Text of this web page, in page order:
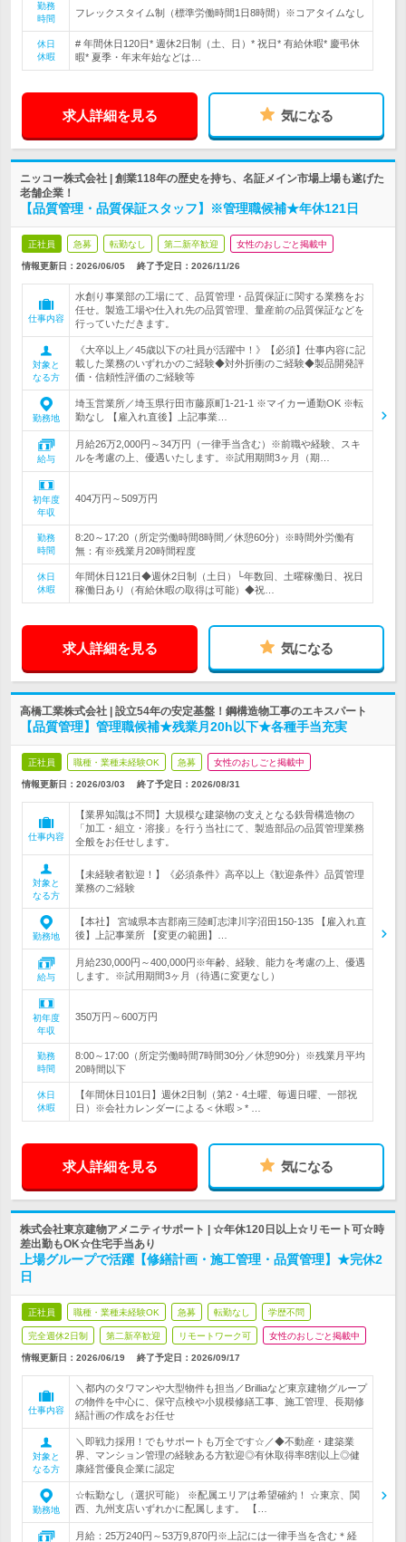
勤務
時間
フレックスタイム制（標準労働時間1日8時間）※コアタイムなし
休日
休暇
# 年間休日120日* 週休2日制（土、日）* 祝日* 有給休暇* 慶弔休
暇* 夏季・年末年始などは…
求人詳細を見る 気になる
ニッコー株式会社 | 創業118年の歴史を持ち、名証メイン市場上場も遂げた
老舗企業！
【品質管理・品質保証スタッフ】※管理職候補★年休121日
正社員 急募 転勤なし 第二新卒歓迎 女性のおしごと掲載中
情報更新日：2026/06/05 終了予定日： 2026/11/26
仕事内容
水創り事業部の工場にて、品質管理・品質保証に関する業務をお
任せ。製造工場や仕入れ先の品質管理、量産前の品質保証などを
行っていただきます。
対象と
なる方
《大卒以上／45歳以下の社員が活躍中！》【必須】仕事内容に記
載した業務のいずれかのご経験◆対外折衝のご経験◆製品開発評
価・信頼性評価のご経験等
勤務地
埼玉営業所／埼玉県行田市藤原町1-21-1 ※マイカー通勤OK ※転
勤なし 【雇入れ直後】上記事業…
給与
月給26万2,000円～34万円（一律手当含む）※前職や経験、スキ
ルを考慮の上、優遇いたします。※試用期間3ヶ月（期…
初年度
年収
404万円～509万円
勤務
時間
8:20～17:20（所定労働時間8時間／休憩60分）※時間外労働有
無：有※残業月20時間程度
休日
休暇
年間休日121日◆週休2日制（土日）└年数回、土曜稼働日、祝日
稼働日あり（有給休暇の取得は可能）◆祝…
求人詳細を見る 気になる
高橋工業株式会社 | 設立54年の安定基盤！鋼構造物工事のエキスパート
【品質管理】管理職候補★残業月20h以下★各種手当充実
正社員 職種・業種未経験OK 急募 女性のおしごと掲載中
情報更新日：2026/03/03 終了予定日： 2026/08/31
仕事内容
【業界知識は不問】大規模な建築物の支えとなる鉄骨構造物の
「加工・組立・溶接」を行う当社にて、製造部品の品質管理業務
全般をお任せします。
対象と
なる方
【未経験者歓迎！】《必須条件》高卒以上《歓迎条件》品質管理
業務のご経験
勤務地
【本社】 宮城県本吉郡南三陸町志津川字沼田150-135 【雇入れ直
後】上記事業所 【変更の範囲】…
給与
月給230,000円～400,000円※年齢、経験、能力を考慮の上、優遇
します。※試用期間3ヶ月（待遇に変更なし）
初年度
年収
350万円～600万円
勤務
時間
8:00～17:00（所定労働時間7時間30分／休憩90分）※残業月平均
20時間以下
休日
休暇
【年間休日101日】週休2日制（第2・4土曜、毎週日曜、一部祝
日）※会社カレンダーによる＜休暇＞* …
求人詳細を見る 気になる
株式会社東京建物アメニティサポート | ☆年休120日以上☆リモート可☆時
差出勤もOK☆住宅手当あり
上場グループで活躍【修繕計画・施工管理・品質管理】★完休2
日
正社員 職種・業種未経験OK 急募 転勤なし 学歴不問
完全週休2日制 第二新卒歓迎 リモートワーク可 女性のおしごと掲載中
情報更新日：2026/06/19 終了予定日： 2026/09/17
仕事内容
＼都内のタワマンや大型物件も担当／Brilliaなど東京建物グループ
の物件を中心に、保守点検や小規模修繕工事、施工管理、長期修
繕計画の作成をお任せ
対象と
なる方
＼即戦力採用！でもサポートも万全です☆／◆不動産・建築業
界、マンション管理の経験ある方歓迎◎有休取得率8割以上◎健
康経営優良企業に認定
勤務地
☆転勤なし（選択可能） ※配属エリアは希望確約！ ☆東京、関
西、九州支店いずれかに配属します。 【…
月給：25万240円～53万9,870円※上記には一律手当を含む＊経